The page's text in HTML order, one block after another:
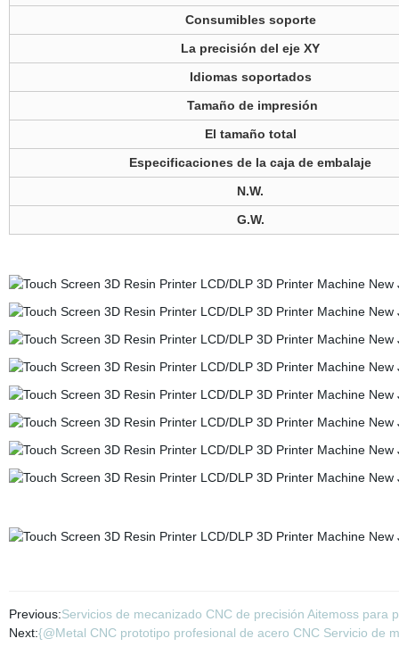
Consumibles soporte
La precisión del eje XY
Idiomas soportados
Tamaño de impresión
El tamaño total
Especificaciones de la caja de embalaje
N.W.
G.W.
Previous:Servicios de mecanizado CNC de precisión Aitemoss para
Next:{@Metal CNC prototipo profesional de acero CNC Servicio de